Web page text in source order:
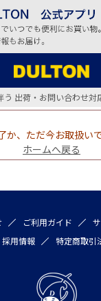
う 出荷・お問い合わせ対
か、ただ今お取扱い
ホームへ戻る
ご利用ガイド
採用情報 特定商取引